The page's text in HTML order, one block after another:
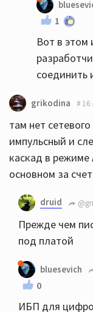
1
Вот в этом
соединить
grikodina 16
там нет
импульсный и
каскад в режиме
основном за
druid
Прежде чем
под платой
bluesevich
0
ИБП для